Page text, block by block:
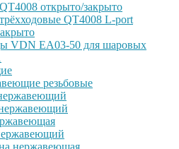
открыто/закрыто
QT4008 L-port
VDN EA03-50 для шаровых
резьбовые
нержавеющая